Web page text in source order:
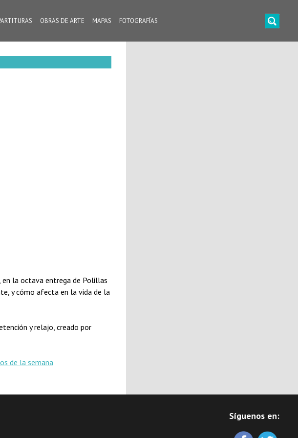
OBRAS DE ARTE MAPAS FOTOGRAFÍAS
en la octava entrega de Polillas
y cómo afecta en la vida de la
y relajo, creado por
de la semana
Síguenos en: